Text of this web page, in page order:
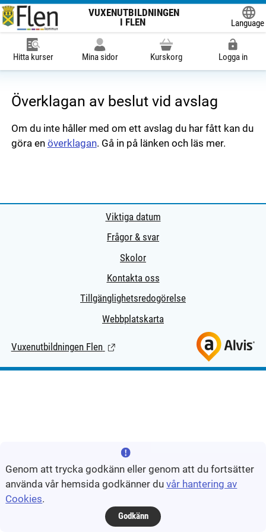
VUXENUTBILDNINGEN
I FLEN
Language
Hitta kurser Mina sidor Kurskorg Logga in
Överklagan av beslut vid avslag
Om du inte håller med om ett avslag du har fått kan du
göra en överklagan. Gå in på länken och läs mer.
Viktiga datum
Frågor & svar
Skolor
Kontakta oss
Tillgänglighetsredogörelse
Webbplatskarta
Vuxenutbildningen Flen (Länk till extern sida.)
Genom att trycka godkänn eller genom att du fortsätter
använda vår hemsida godkänner duvår hantering av
Cookies.
Godkänn